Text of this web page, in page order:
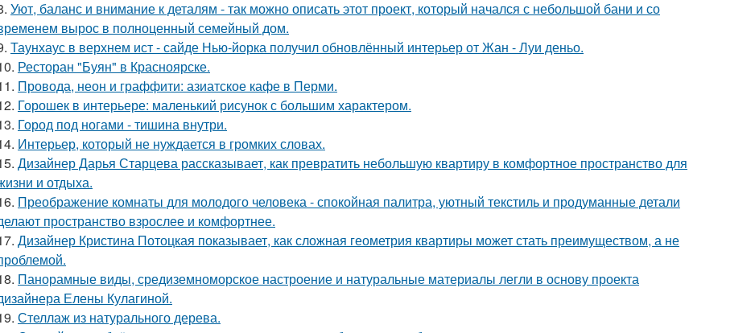
Уют, баланс и внимание к деталям - так можно описать этот проект, который начался с небольшой бани и со
вырос в полноценный семейный дом.
Таунхаус в верхнем ист - сайде Нью-йорка получил обновлённый интерьер от Жан - Луи деньо.
Ресторан "Буян" в Красноярске.
Провода, неон и граффити: азиатское кафе в Перми.
Горошек в интерьере: маленький рисунок с большим характером.
Город под ногами - тишина внутри.
Интерьер, который не нуждается в громких словах.
Дизайнер Дарья Старцева рассказывает, как превратить небольшую квартиру в комфортное пространство для
и отдыха.
Преображение комнаты для молодого человека - спокойная палитра, уютный текстиль и продуманные детали
пространство взрослее и комфортнее.
Дизайнер Кристина Потоцкая показывает, как сложная геометрия квартиры может стать преимуществом, а не
Панорамные виды, средиземноморское настроение и натуральные материалы легли в основу проекта
Елены Кулагиной.
Стеллаж из натурального дерева.